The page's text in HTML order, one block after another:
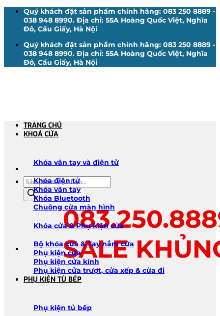
Quý khách đặt sản phẩm chính hãng: 083 250 8889 -
038 948 8990. Địa chỉ: 55A Hoàng Quốc Việt, Nghĩa
Đô, Cầu Giấy, Hà Nội
Quý khách đặt sản phẩm chính hãng: 083 250 8889 -
038 948 8990. Địa chỉ: 55A Hoàng Quốc Việt, Nghĩa
Đô, Cầu Giấy, Hà Nội
Tìm
kiếm
sản
phẩm
SALE
TRANG CHỦ
KHOÁ CỬA
Khóa vân tay và điện tử
Khóa điện tử
Khóa vân tay
Khóa Bluetooth
Chuông cửa màn hình
Khóa cửa & Phụ kiện cửa
Bộ khóa cửa & Tay nắm cửa
Phụ kiện cửa
Phụ kiện cửa kính
Phụ kiện cửa trượt, cửa xếp & cửa đi
PHỤ KIỆN TỦ BẾP
Phụ kiện tủ bếp